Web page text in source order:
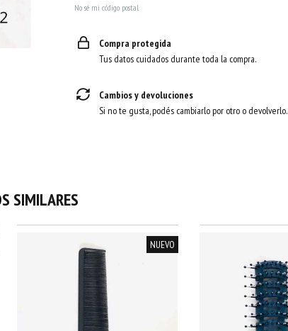
No sé mi código postal
Compra protegida
Tus datos cuidados durante toda la compra.
Cambios y devoluciones
Si no te gusta, podés cambiarlo por otro o devolverlo.
SIMILARES
NUEVO